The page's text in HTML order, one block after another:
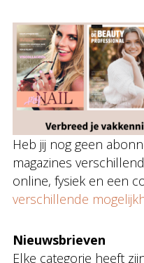
Heb jij nog geen
magazines
online, fysiek en een
verschillende
Nieuwsbrieven
Elke categorie heeft